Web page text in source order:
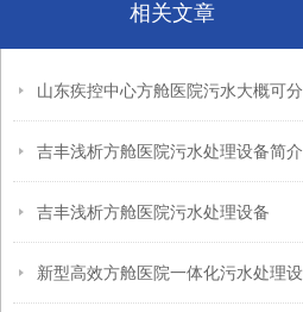
相关文章
吉丰浅析方舱医院污水处理设备简介
吉丰浅析方舱医院污水处理设备